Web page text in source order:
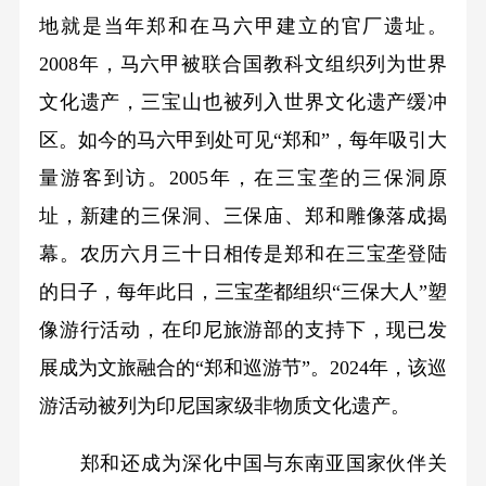
地就是当年郑和在马六甲建立的官厂遗址。
2008年，马六甲被联合国教科文组织列为世界
文化遗产，三宝山也被列入世界文化遗产缓冲
区。如今的马六甲到处可见“郑和”，每年吸引大
量游客到访。2005年，在三宝垄的三保洞原
址，新建的三保洞、三保庙、郑和雕像落成揭
幕。农历六月三十日相传是郑和在三宝垄登陆
的日子，每年此日，三宝垄都组织“三保大人”塑
像游行活动，在印尼旅游部的支持下，现已发
展成为文旅融合的“郑和巡游节”。2024年，该巡
游活动被列为印尼国家级非物质文化遗产。
郑和还成为深化中国与东南亚国家伙伴关